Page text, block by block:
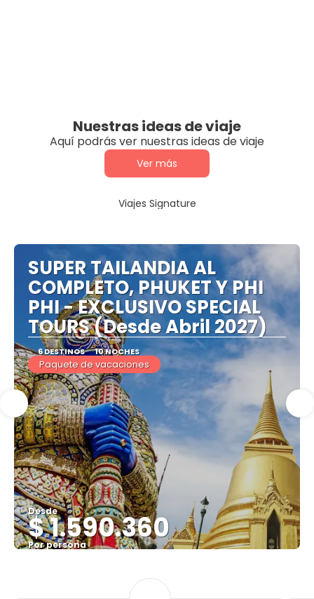
Nuestras ideas de viaje
Aquí podrás ver nuestras ideas de viaje
Ver más
Viajes Signature
SUPER TAILANDIA AL
COMPLETO, PHUKET Y PHI
PHI - EXCLUSIVO SPECIAL
TOURS (Desde Abril 2027)
6 DESTINOS 10 NOCHES
Paquete de vacaciones
Desde
$ 1.590.360
Por persona